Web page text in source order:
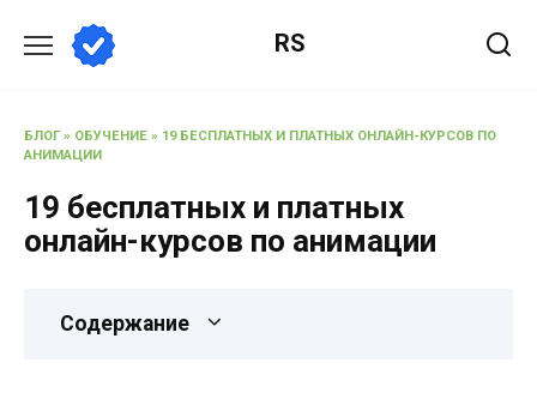
RS
БЛОГ» ОБУЧЕНИЕ » 19 БЕСПЛАТНЫХ И ПЛАТНЫХ ОНЛАЙН-КУРСОВ ПО
АНИМАЦИИ
19 бесплатных и платных
онлайн-курсов по анимации
Содержание